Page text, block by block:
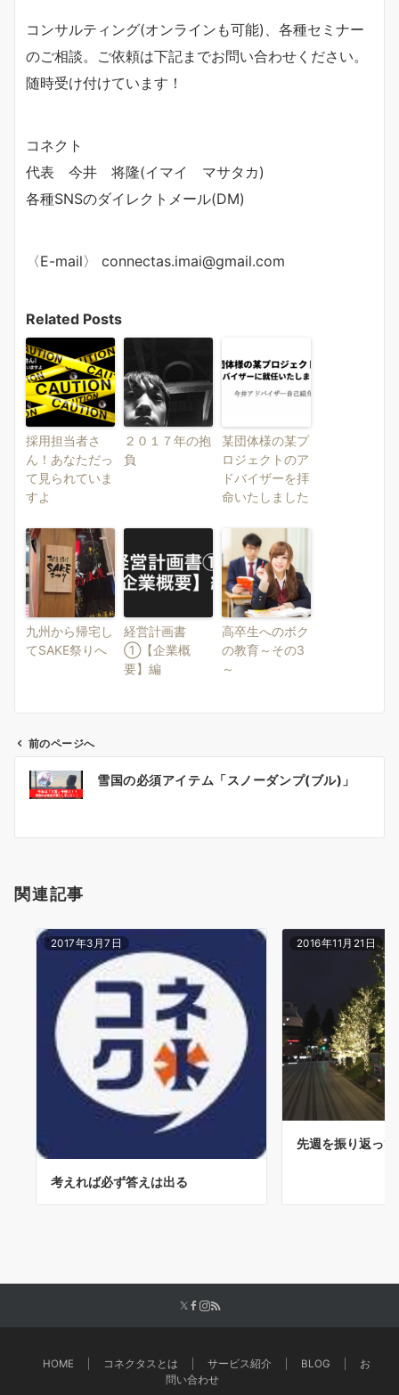
コンサルティング(オンラインも可能)、各種セミナー
のご相談。ご依頼は下記までお問い合わせください。
随時受け付けています！
コネクト
代表 今井 将隆(イマイ マサタカ)
各種SNSのダイレクトメール(DM)
〈E-mail〉 connectas.imai@gmail.com
Related Posts
採用担当者さ
ん！あなただっ
て見られていま
すよ
２０１７年の抱
負
某団体様の某プ
ロジェクトのア
ドバイザーを拝
命いたしました
九州から帰宅し
てSAKE祭りへ
経営計画書
①【企業概
要】編
高卒生へのボク
の教育～その3
～
ビ
シ
前のページへ
雪国の必須アイテム「スノーダンプ(ブル)」
関連記事
2017年3月7日
考えれば必ず答えは出る
2016年11月21日
先週を振り返っ
HOME コネクタスとは サービス紹介 BLOG
お
問い合わせ